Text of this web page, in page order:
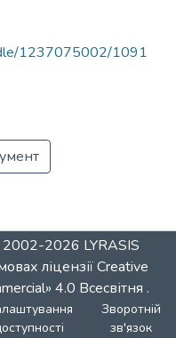
1237075002/1091
2002-2026 LYRASIS
ліцензіїCreative
4.0 Всесвітня .
Зворотній
зв'язок